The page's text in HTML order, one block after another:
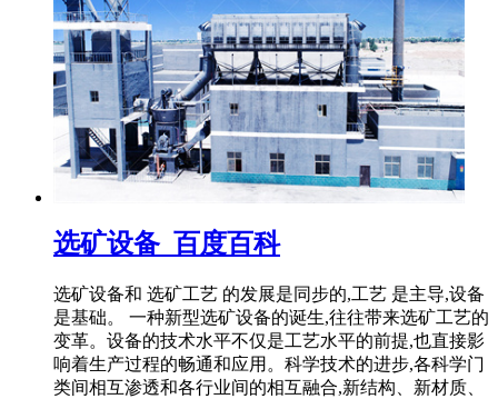
选矿设备_百度百科
选矿设备和 选矿工艺 的发展是同步的,工艺 是主导,设备
是基础。 一种新型选矿设备的诞生,往往带来选矿工艺的
变革。设备的技术水平不仅是工艺水平的前提,也直接影
响着生产过程的畅通和应用。科学技术的进步,各科学门
类间相互渗透和各行业间的相互融合,新结构、新材质、